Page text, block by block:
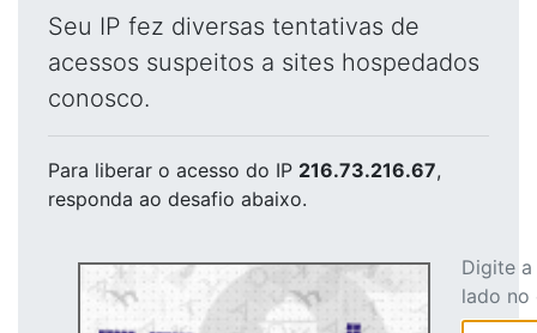
Seu IP fez diversas tentativas de
acessos suspeitos a sites hospedados
conosco.
Para liberar o acesso do IP 216.73.216.67,
responda ao desafio abaixo.
Digite
lado no